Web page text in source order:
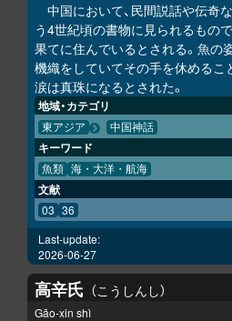
中国において、民間説話や伝奇
う4世紀頃の書物に見られるもの
果てに住んでいるとされる。魚の
機織をしていてその手を休めるこ
涙は真珠になるとされた。
地域・カテゴリ
東アジア 中国神話
キーワード
魚類 海・大洋・航海
文献
03 36
Last-update:
2026-06-27
高辛氏 こうしんし
Gāo-xin shì